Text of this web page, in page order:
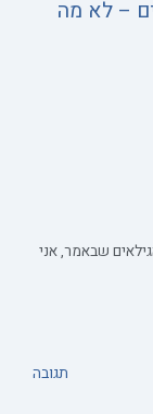
– לא מה
שבאמר, אני
תגובה